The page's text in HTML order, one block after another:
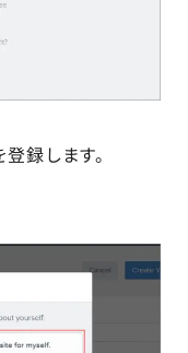
録します。